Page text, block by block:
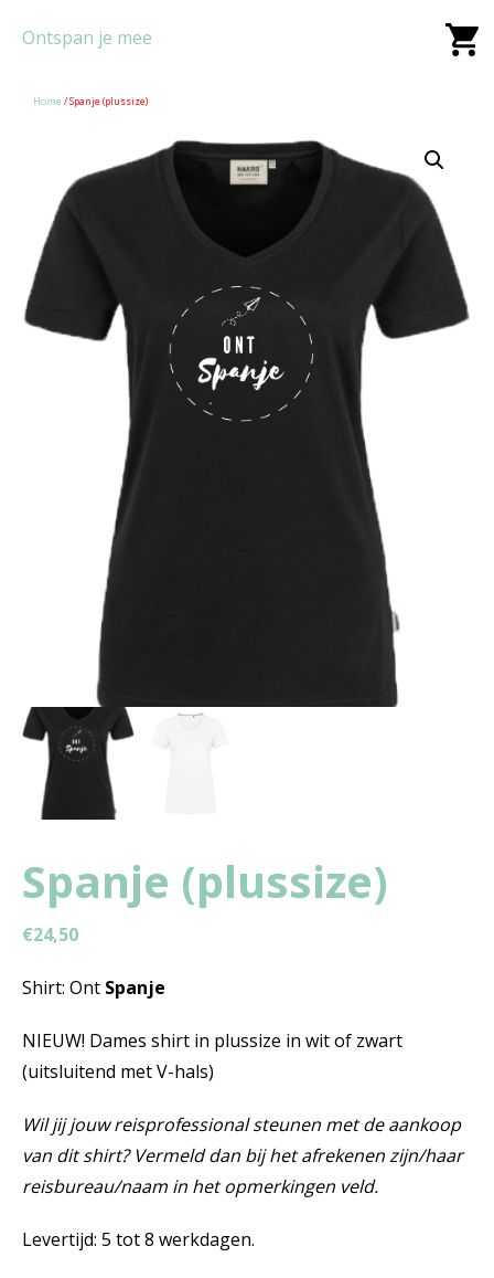
Ontspan je mee
Home / Spanje (plussize)
Spanje (plussize)
€24,50
Shirt: Ont Spanje
NIEUW! Dames shirt in plussize in wit of zwart
(uitsluitend met V-hals)
Wil jij jouw reisprofessional steunen met de aankoop
van dit shirt? Vermeld dan bij het afrekenen zijn/haar
reisbureau/naam in het opmerkingen veld.
Levertijd: 5 tot 8 werkdagen.